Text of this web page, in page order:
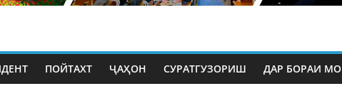
ПОЙТАХТ ҶАҲОН СУРАТГУЗОРИШ ДАР БОРАИ МО